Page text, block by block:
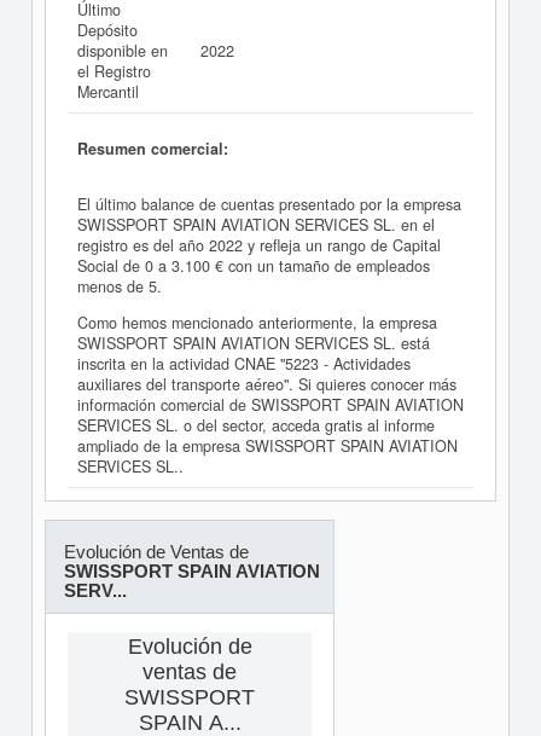
Último
Depósito
disponible en
el Registro
Mercantil
2022
Resumen comercial:
El último balance de cuentas presentado por la empresa
SWISSPORT SPAIN AVIATION SERVICES SL. en el
registro es del año 2022 y refleja un rango de Capital
Social de 0 a 3.100 € con un tamaño de empleados
menos de 5.
Como hemos mencionado anteriormente, la empresa
SWISSPORT SPAIN AVIATION SERVICES SL. está
inscrita en la actividad CNAE "5223 - Actividades
auxiliares del transporte aéreo". Si quieres conocer más
información comercial de SWISSPORT SPAIN AVIATION
SERVICES SL. o del sector, acceda gratis al informe
ampliado de la empresa SWISSPORT SPAIN AVIATION
SERVICES SL..
Evolución de Ventas de
SWISSPORT SPAIN AVIATION
SERV...
Evolución de
ventas de
SWISSPORT
SPAIN A...